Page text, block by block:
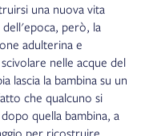
una nuova vita
dell'epoca, però, la
adulterina e
nelle acque del
lascia la bambina su un
che qualcuno si
quella bambina, a